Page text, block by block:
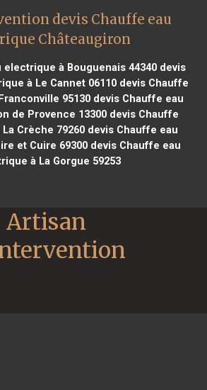
devis Chauffe eau
Châteaugiron
à Bouguenais 44340 devis
à Le Cannet 06110 devis Chauffe
95130devis Chauffe eau
de Provence 13300 devis Chauffe
Crèche 79260 devis Chauffe eau
et Cuire 69300 devis Chauffe eau
à La Gorgue 59253
Artisan